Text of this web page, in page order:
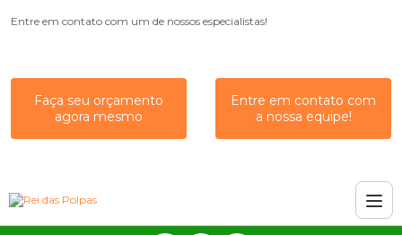
Entre em contato com um de nossos especialistas!
Faça seu orçamento
agora mesmo
Entre em contato com
a nossa equipe!